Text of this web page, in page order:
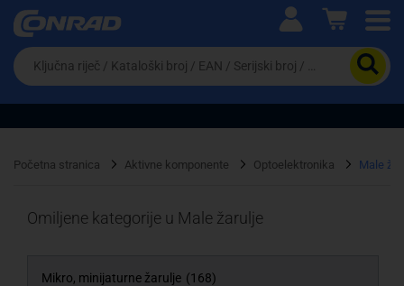
Ova postavka prilagođava asortiman proizvoda i
cijene vašim potrebama.
Da
biste
potražili
proizvod,
unesite
riječ,
EAN
Početna stranica Aktivne komponente Optoelektronika Male
Omiljene kategorije u Male žarulje
Mikro, minijaturne žarulje (168)